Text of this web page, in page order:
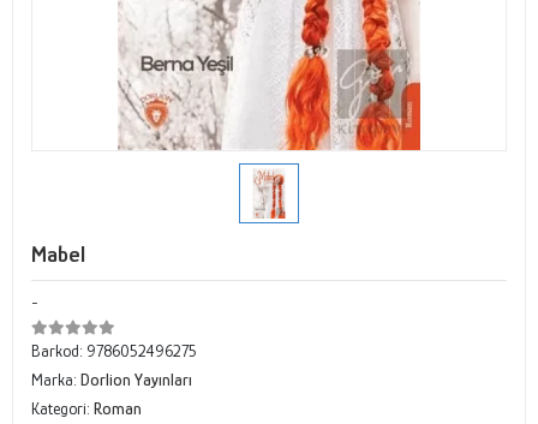
Mabel
-
Barkod: 9786052496275
Marka: Dorlion Yayınları
Kategori: Roman